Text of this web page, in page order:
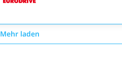
Mehr laden